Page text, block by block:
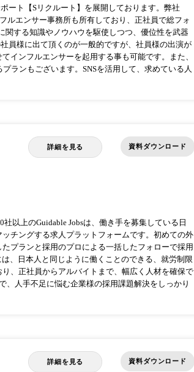
ート【Sリクルート】を展開しております。弊社
ルエンサー事務所も所有しており、正社員で総フォ
関する知識やノウハウを駆使しつつ、優位性を武器
員様に出て頂くのが一般的ですが、社員様の出演が
インフルエンサーを起用する事も可能です。また、
ランもございます。SNSを活用して、求めている人
詳細を見る 資料ダウンロード
以上のGuidable Jobsは、働き手を募集している日
チングする求人プラットフォームです。初めての外
プランと採用のプロによる一括したフォローで採用
、日本人と同じように働くことのできる、就労制限
、正社員からアルバイトまで、幅広く人材を確保で
、人手不足に悩む企業様の採用課題解決をしっかり
詳細を見る 資料ダウンロード